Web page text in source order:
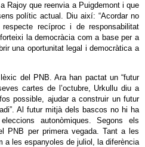
Rajoy que reenvia a Puigdemont i que
polític actual. Diu així: “Acordar no
recíproc i de responsabilitat
la democràcia com a base per a
una oportunitat legal i democràtica a
del PNB. Ara han pactat un “futur
cartes de l’octubre, Urkullu diu a
possible, ajudar a construir un futur
Al futur mitjà dels bascos no hi ha
autonòmiques. Segons els
PNB per primera vegada. Tant a les
a les espanyoles de juliol, la diferència